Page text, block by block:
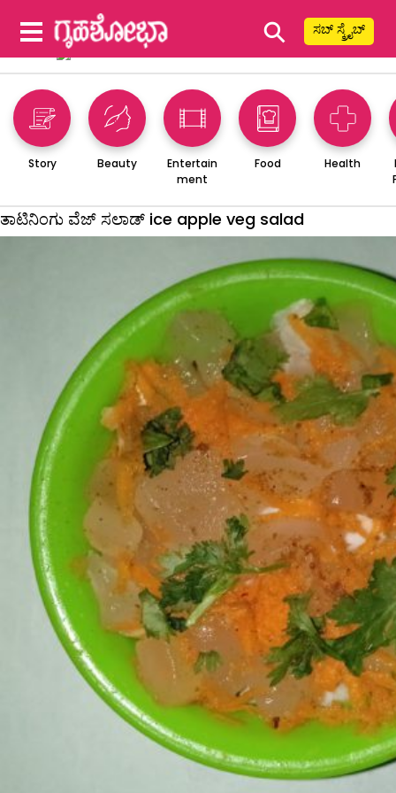
⚲ ಸಬ್ ಸ್ಕ್ರೈಬ್
Story Beauty
Entertain
ment
Food Health
ತಾಟಿನಿಂಗು ವೆಜ್ ಸಲಾಡ್ ice apple veg salad